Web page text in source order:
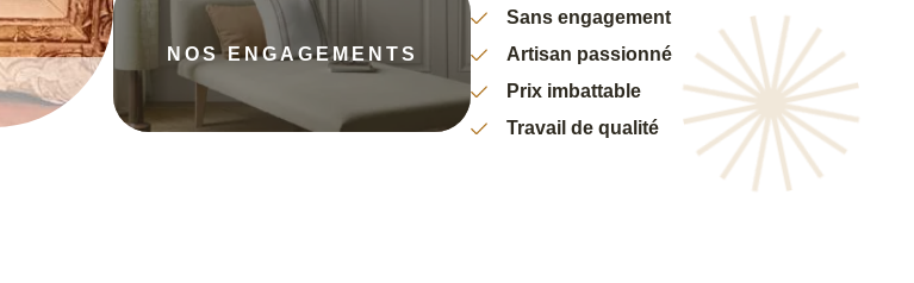
NOS ENGAGEMENTS
Sans engagement
Artisan passionné
Prix imbattable
Travail de qualité